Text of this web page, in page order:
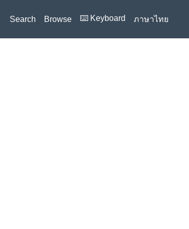
Search Browse ⌨️ Keyboard ภาษาไทย